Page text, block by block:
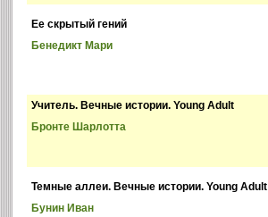
Ее скрытый гений
Бенедикт Мари
Учитель. Вечные истории. Young Adult
Бронте Шарлотта
Темные аллеи. Вечные истории. Young Adult
Бунин Иван